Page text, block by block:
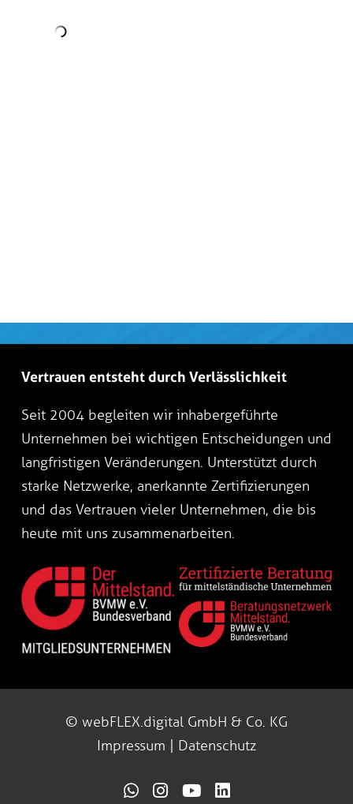
Vertrauen entsteht durch Verlässlichkeit
Seit 2004 begleiten wir inhabergeführte
Unternehmen bei wichtigen Entscheidungen und
langfristigen Veränderungen. Unterstützt durch
starke Netzwerke, anerkannte Zertifizierungen
und das Vertrauen vieler Unternehmen, die bis
heute mit uns zusammenarbeiten.
© webFLEX.digital GmbH & Co. KG
Impressum
Datenschutz